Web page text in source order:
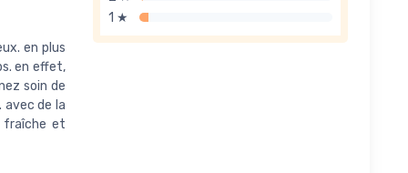
1 ★
en plus
en effet,
soin de
avec de la
fraîche et